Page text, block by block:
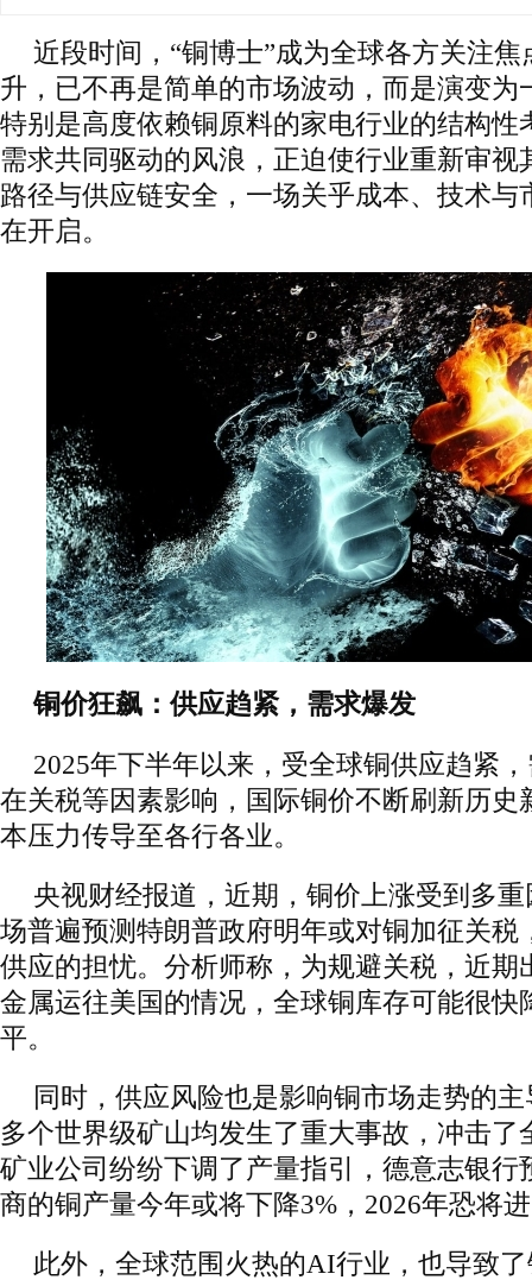
近段时间，“铜博士”成为全球各方关注
升，已不再是简单的市场波动，而是演变为
特别是高度依赖铜原料的家电行业的结构性
需求共同驱动的风浪，正迫使行业重新审视
路径与供应链安全，一场关乎成本、技术与
在开启。
铜价狂飙：供应趋紧，需求爆发
2025年下半年以来，受全球铜供应趋紧
在关税等因素影响，国际铜价不断刷新历史
本压力传导至各行各业。
央视财经报道，近期，铜价上涨受到多
场普遍预测特朗普政府明年或对铜加征关税
供应的担忧。分析师称，为规避关税，近期
金属运往美国的情况，全球铜库存可能很快
平。
同时，供应风险也是影响铜市场走势的
多个世界级矿山均发生了重大事故，冲击了
矿业公司纷纷下调了产量指引，德意志银行
商的铜产量今年或将下降3%，2026年恐将
此外，全球范围火热的AI行业，也导致